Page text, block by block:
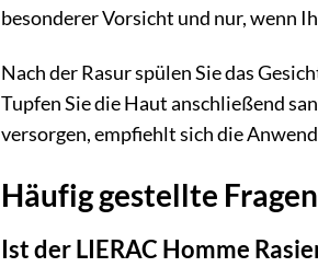
besonderer Vorsicht und nur, wenn
Nach der Rasur spülen Sie das
Tupfen Sie die Haut anschließend
versorgen, empfiehlt sich die
Häufig gestellte
Ist der LIERAC Homme